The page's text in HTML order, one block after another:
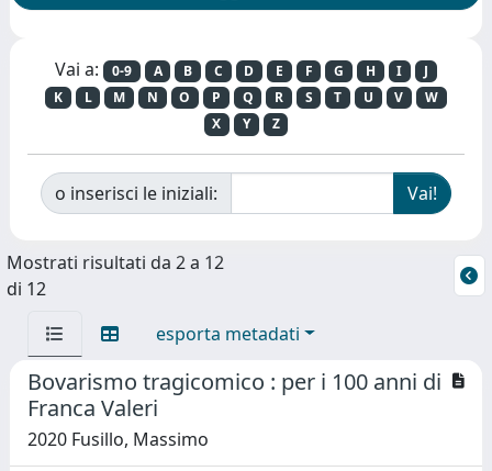
Vai a: 0-9 A B C D E F G H I
J
K
L M N O P Q R S T U V
W
X
Y Z
o inserisci le iniziali:
Mostrati risultati da 2 a 12
di 12
esporta metadati
Bovarismo tragicomico : per i 100 anni di
Franca Valeri
2020 Fusillo, Massimo